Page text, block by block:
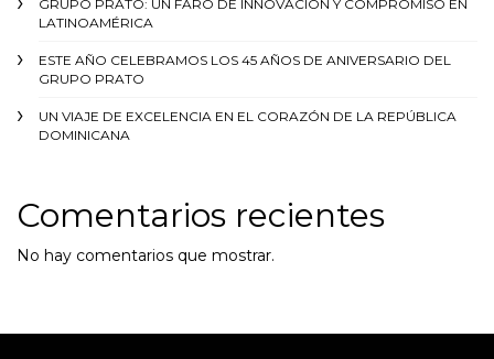
GRUPO PRATO: UN FARO DE INNOVACIÓN Y COMPROMISO EN
LATINOAMÉRICA
ESTE AÑO CELEBRAMOS LOS 45 AÑOS DE ANIVERSARIO DEL
GRUPO PRATO
UN VIAJE DE EXCELENCIA EN EL CORAZÓN DE LA REPÚBLICA
DOMINICANA
Comentarios recientes
No hay comentarios que mostrar.